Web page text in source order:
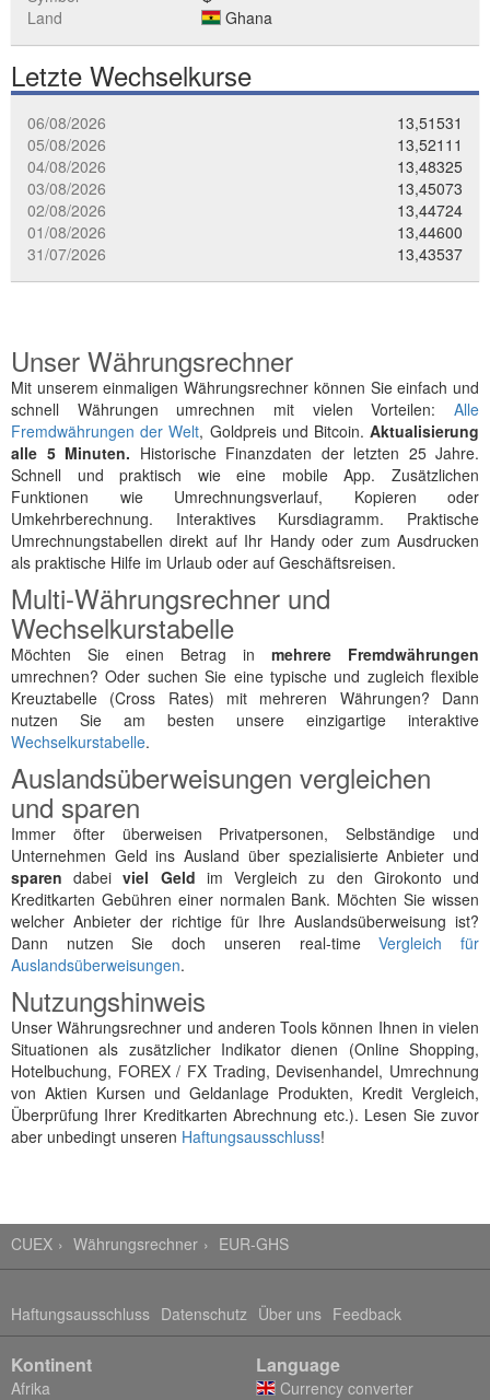
Land
Ghana
Letzte Wechselkurse
06/08/2026
13,51531
05/08/2026
13,52111
04/08/2026
13,48325
03/08/2026
13,45073
02/08/2026
13,44724
01/08/2026
13,44600
31/07/2026
13,43537
Unser Währungsrechner
Mit unserem einmaligen Währungsrechner können Sie einfach und
schnell Währungen umrechnen mit vielen Vorteilen: Alle
Fremdwährungen der Welt, Goldpreis und Bitcoin. Aktualisierung
alle 5 Minuten. Historische Finanzdaten der letzten 25 Jahre.
Schnell und praktisch wie eine mobile App. Zusätzlichen
Funktionen wie Umrechnungsverlauf, Kopieren oder
Umkehrberechnung. Interaktives Kursdiagramm. Praktische
Umrechnungstabellen direkt auf Ihr Handy oder zum Ausdrucken
als praktische Hilfe im Urlaub oder auf Geschäftsreisen.
Multi-Währungsrechner und
Wechselkurstabelle
Möchten Sie einen Betrag in mehrere Fremdwährungen
umrechnen? Oder suchen Sie eine typische und zugleich flexible
Kreuztabelle (Cross Rates) mit mehreren Währungen? Dann
nutzen Sie am besten unsere einzigartige interaktive
Wechselkurstabelle.
Auslandsüberweisungen vergleichen
und sparen
Immer öfter überweisen Privatpersonen, Selbständige und
Unternehmen Geld ins Ausland über spezialisierte Anbieter und
sparendabeiviel Geld im Vergleich zu den Girokonto und
Kreditkarten Gebühren einer normalen Bank. Möchten Sie wissen
welcher Anbieter der richtige für Ihre Auslandsüberweisung ist?
Dann nutzen Sie doch unseren real-timeVergleich für
Auslandsüberweisungen.
Nutzungshinweis
Unser Währungsrechner und anderen Tools können Ihnen in vielen
Situationen als zusätzlicher Indikator dienen (Online Shopping,
Hotelbuchung, FOREX / FX Trading, Devisenhandel, Umrechnung
von Aktien Kursen und Geldanlage Produkten, Kredit Vergleich,
Überprüfung Ihrer Kreditkarten Abrechnung etc.). Lesen Sie zuvor
aber unbedingt unseren Haftungsausschluss!
CUEX Währungsrechner EUR-GHS
Haftungsausschluss Datenschutz Über uns Feedback
Kontinent
Afrika
Language
Currency converter